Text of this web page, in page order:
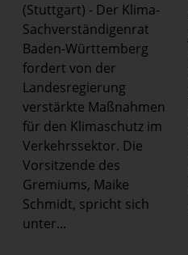
(Stuttgart) - Der Klima-
Sachverständigenrat
Baden-Württemberg
fordert von der
Landesregierung
verstärkte Maßnahmen
für den Klimaschutz im
Verkehrssektor. Die
Vorsitzende des
Gremiums, Maike
Schmidt, spricht sich
unter...